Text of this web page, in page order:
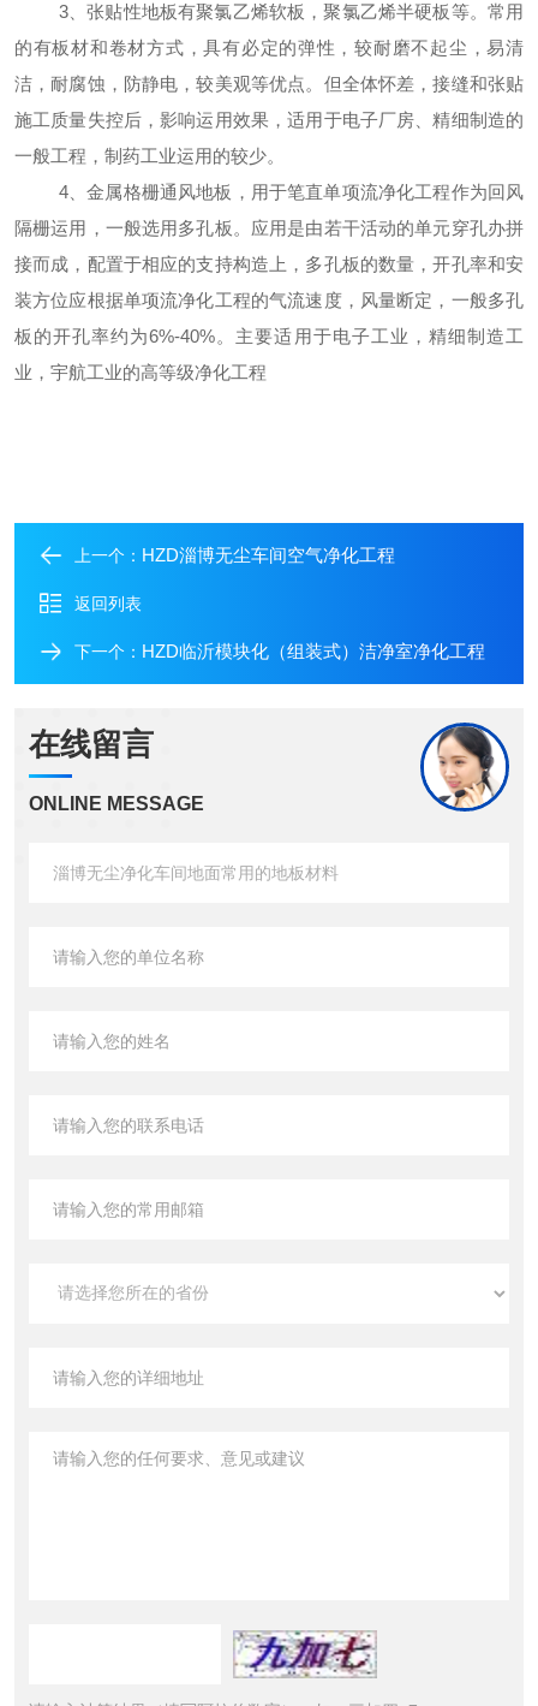
3、张贴性地板有聚氯乙烯软板，聚氯乙烯半硬板等。常用
的有板材和卷材方式，具有必定的弹性，较耐磨不起尘，易清
洁，耐腐蚀，防静电，较美观等优点。但全体怀差，接缝和张贴
施工质量失控后，影响运用效果，适用于电子厂房、精细制造的
一般工程，制药工业运用的较少。
4、金属格栅通风地板，用于笔直单项流净化工程作为回风
隔栅运用，一般选用多孔板。应用是由若干活动的单元穿孔办拼
接而成，配置于相应的支持构造上，多孔板的数量，开孔率和安
装方位应根据单项流净化工程的气流速度，风量断定，一般多孔
板的开孔率约为6%-40%。主要适用于电子工业，精细制造工
业，宇航工业的高等级净化工程
上一个： HZD淄博无尘车间空气净化工程
返回列表
下一个： HZD临沂模块化（组装式）洁净室净化工程
在线留言
ONLINE MESSAGE